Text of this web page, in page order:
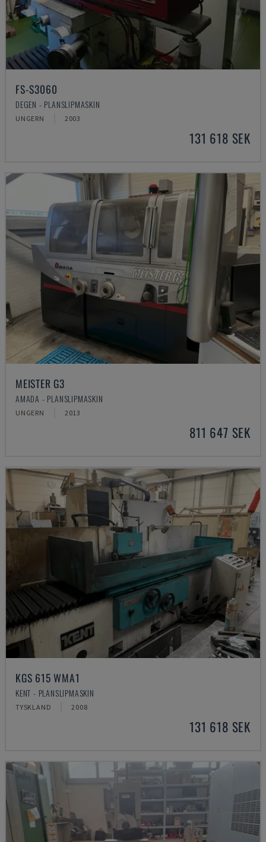
FS-S3060
DEGEN - PLANSLIPMASKIN
UNGERN 2003
131 618 SEK
MEISTER G3
AMADA - PLANSLIPMASKIN
UNGERN 2013
811 647 SEK
KGS 615 WMA1
KENT - PLANSLIPMASKIN
TYSKLAND 2008
131 618 SEK